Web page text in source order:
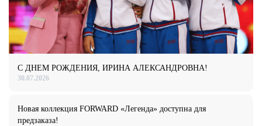
30.07.2026
С ДНЕМ РОЖДЕНИЯ, ИРИНА АЛЕКСАНДРОВНА!
Новая коллекция FORWARD «Легенда» доступна для
предзаказа!